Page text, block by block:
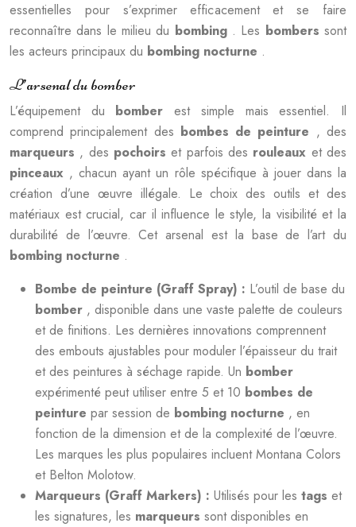
essentielles pour s’exprimer efficacement et se faire
reconnaître dans le milieu du bombing . Les bomberssont
les acteurs principaux du bombing nocturne .
L’arsenal du bomber
L’équipement du bomberest simple mais essentiel. Il
comprend principalement des bombes de peinture , des
marqueurs , des pochoirset parfois des rouleaux et des
pinceaux , chacun ayant un rôle spécifique à jouer dans la
création d’une œuvre illégale. Le choix des outils et des
matériaux est crucial, car il influence le style, la visibilité et la
durabilité de l’œuvre. Cet arsenal est la base de l’art du
bombing nocturne .
Bombe de peinture (Graff Spray) : L’outil de base du
bomber , disponible dans une vaste palette de couleurs
et de finitions. Les dernières innovations comprennent
des embouts ajustables pour moduler l’épaisseur du trait
et des peintures à séchage rapide. Un bomber
expérimenté peut utiliser entre 5 et 10 bombes de
peinture par session de bombing nocturne , en
fonction de la dimension et de la complexité de l’œuvre.
Les marques les plus populaires incluent Montana Colors
et Belton Molotow.
Marqueurs (Graff Markers) : Utilisés pour les tags et
les signatures, les marqueurs sont disponibles en